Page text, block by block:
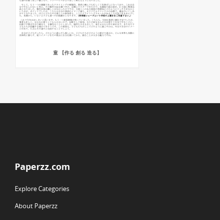
童 【作る 創る 造る】
Paperzz.com
Explore Categories
About Paperzz